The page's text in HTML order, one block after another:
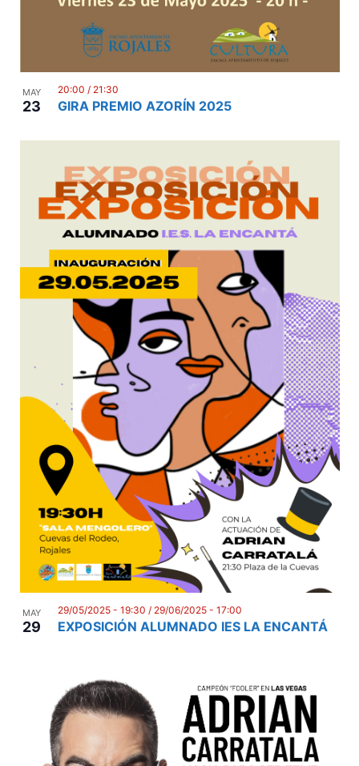
MAY
23 GIRA PREMIO AZORÍN 2025
20:00 / 21:30
MAY
29 EXPOSICIÓN ALUMNADO IES LA ENCANTÁ
29/05/2025 - 19:30 / 29/06/2025 - 17:00